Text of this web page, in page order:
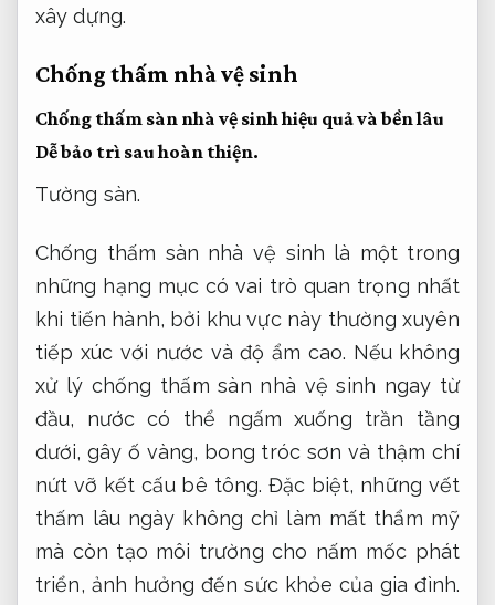
xây dựng.
Chống thấm nhà vệ sinh
Chống thấm sàn nhà vệ sinh hiệu quả và bền lâu
Dễ bảo trì sau hoàn thiện.
Tường sàn.
Chống thấm sàn nhà vệ sinh là một trong
những hạng mục có vai trò quan trọng nhất
khi tiến hành, bởi khu vực này thường xuyên
tiếp xúc với nước và độ ẩm cao. Nếu không
xử lý chống thấm sàn nhà vệ sinh ngay từ
đầu, nước có thể ngấm xuống trần tầng
dưới, gây ố vàng, bong tróc sơn và thậm chí
nứt vỡ kết cấu bê tông. Đặc biệt, những vết
thấm lâu ngày không chỉ làm mất thẩm mỹ
mà còn tạo môi trường cho nấm mốc phát
triển, ảnh hưởng đến sức khỏe của gia đình.